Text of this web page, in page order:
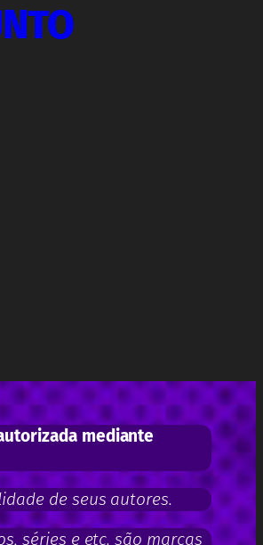
mediante
de seus autores.
séries e etc. são marcas